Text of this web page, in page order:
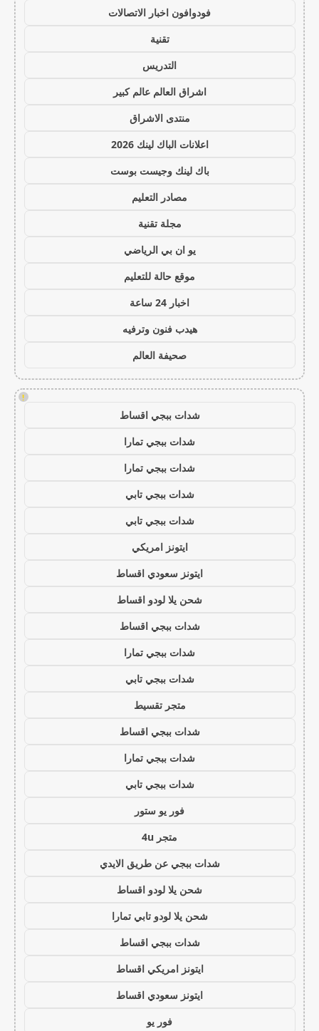
فودوافون اخبار الاتصالات
تقنية
التدريس
اشراق العالم عالم كبير
منتدى الاشراق
اعلانات الباك لينك 2026
باك لينك وجيست بوست
مصادر التعليم
مجلة تقنية
يو ان بي الرياضي
موقع حالة للتعليم
اخبار 24 ساعة
هيدب فنون وترفيه
صحيفة العالم
!
شدات ببجي اقساط
شدات ببجي تمارا
شدات ببجي تمارا
شدات ببجي تابي
شدات ببجي تابي
ايتونز امريكي
ايتونز سعودي اقساط
شحن يلا لودو اقساط
شدات ببجي اقساط
شدات ببجي تمارا
شدات ببجي تابي
متجر تقسيط
شدات ببجي اقساط
شدات ببجي تمارا
شدات ببجي تابي
فور يو ستور
متجر 4u
شدات ببجي عن طريق الايدي
شحن يلا لودو اقساط
شحن يلا لودو تابي تمارا
شدات ببجي اقساط
ايتونز امريكي اقساط
ايتونز سعودي اقساط
فور يو